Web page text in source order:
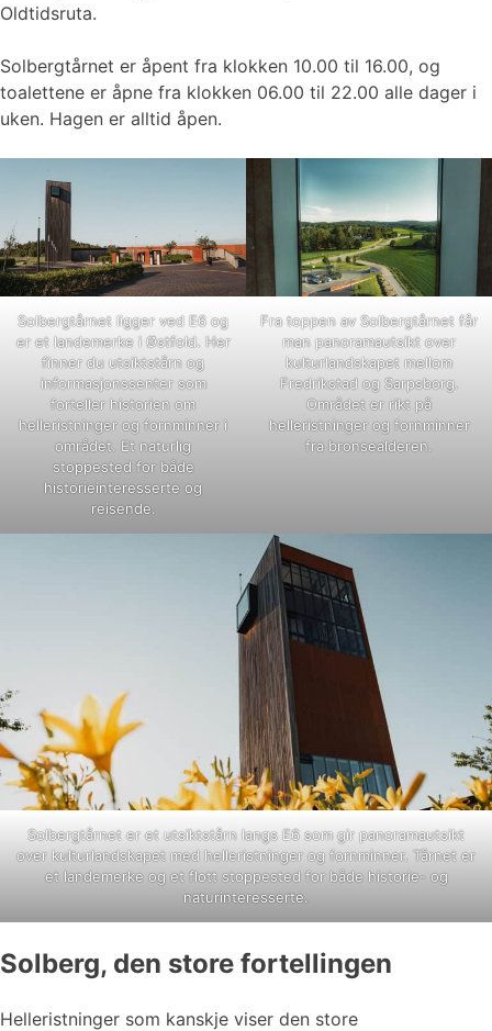
Oldtidsruta.
Solbergtårnet er åpent fra klokken 10.00 til 16.00, og
toalettene er åpne fra klokken 06.00 til 22.00 alle dager i
uken. Hagen er alltid åpen.
Solbergtårnet ligger ved E6 og
er et landemerke i Østfold. Her
finner du utsiktstårn og
informasjonssenter som
forteller historien om
helleristninger og fornminner i
området. Et naturlig
stoppested for både
historieinteresserte og
reisende.
Fra toppen av Solbergtårnet får
man panoramautsikt over
kulturlandskapet mellom
Fredrikstad og Sarpsborg.
Området er rikt på
helleristninger og fornminner
fra bronsealderen.
Solbergtårnet er et utsiktstårn langs E6 som gir panoramautsikt
over kulturlandskapet med helleristninger og fornminner. Tårnet er
et landemerke og et flott stoppested for både historie- og
naturinteresserte.
Solberg, den store fortellingen
Helleristninger som kanskje viser den store